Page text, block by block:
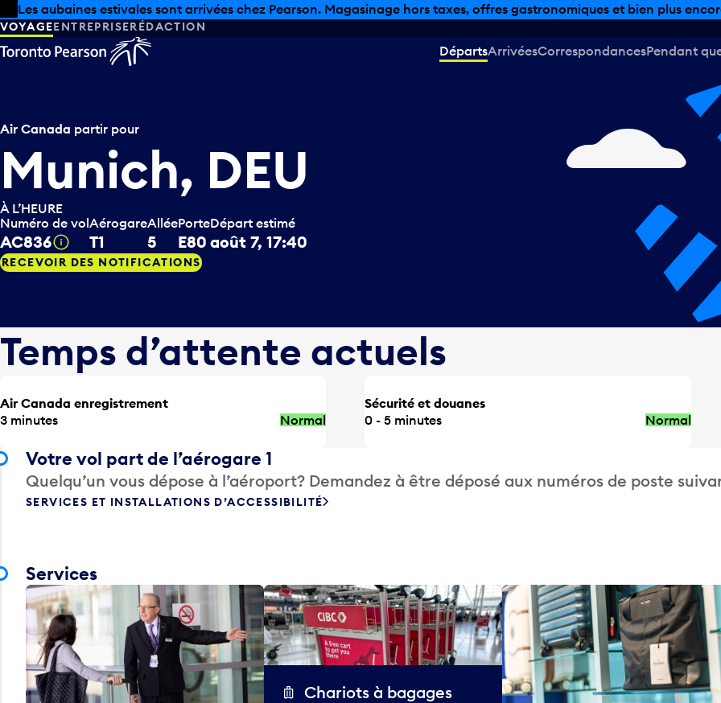
Skip to offers
Passer au contenu principal
Les aubaines estivales sont arrivées chez Pearson. Magasinage hors taxes, offres gastronomiques et bien plus
VOYAGEENTREPRISERÉDACTION
DépartsArrivéesCorrespondancesPendant
Air Canada partir pour
Munich, DEU
À L’HEURE
Numéro de vol
AC836 Infobulle
Aérogare
T1
Allée
5
Porte
E80
Départ estimé
août 7, 17:40
RECEVOIR DES NOTIFICATIONS
Temps d’attente actuels
Air Canada enregistrement
3 minutes
Normal
Sécurité et douanes
0 - 5 minutes
Normal
Votre vol part de l’aérogare 1
Quelqu’un vous dépose à l’aéroport? Demandez à être déposé aux numéros de poste
SERVICES ET INSTALLATIONS D’ACCESSIBILITÉ
Services
Chariots à bagages